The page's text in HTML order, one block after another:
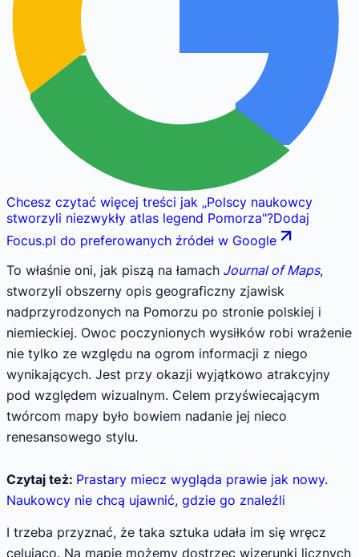
Chcesz czytać więcej treści jak „Polscy naukowcy
stworzyli niezwykły atlas legend Pomorza"?Dodaj
Focus.pl do preferowanych źródeł w Google
To właśnie oni, jak piszą na łamach Journal of Maps,
stworzyli obszerny opis geograficzny zjawisk
nadprzyrodzonych na Pomorzu po stronie polskiej i
niemieckiej. Owoc poczynionych wysiłków robi wrażenie
nie tylko ze względu na ogrom informacji z niego
wynikających. Jest przy okazji wyjątkowo atrakcyjny
pod względem wizualnym. Celem przyświecającym
twórcom mapy było bowiem nadanie jej nieco
renesansowego stylu.
Czytaj też: Prastary miecz wygląda prawie jak nowy.
Naukowcy nie chcą ujawnić, gdzie go znaleźli
I trzeba przyznać, że taka sztuka udała im się wręcz
celująco. Na mapie możemy dostrzec wizerunki licznych